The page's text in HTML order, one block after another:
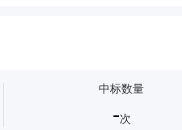
中标数量
-次